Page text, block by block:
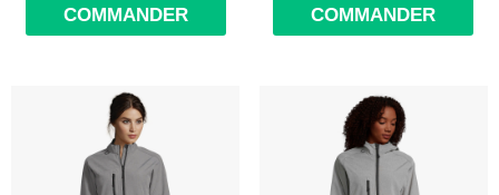
COMMANDER COMMANDER